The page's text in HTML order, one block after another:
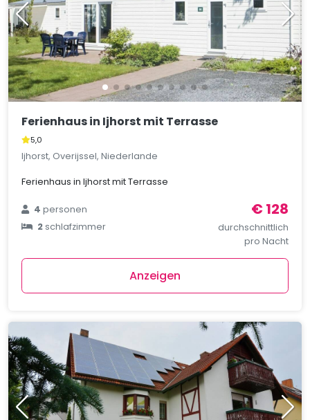
Ferienhaus in Ijhorst mit Terrasse
5,0
Ijhorst, Overijssel, Niederlande
Ferienhaus in Ijhorst mit Terrasse
4personen
2schlafzimmer
€ 128
durchschnittlich
pro Nacht
Anzeigen